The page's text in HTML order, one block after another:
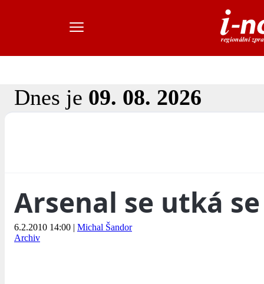
Dnes je 09. 08. 2026
Arsenal se utká
6.2.2010 14:00 | Michal Šandor
Archiv